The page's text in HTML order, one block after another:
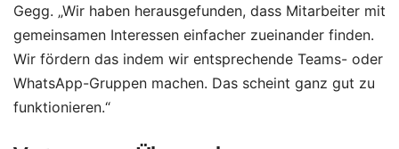
Gegg. „Wir haben herausgefunden, dass Mitarbeiter mit
gemeinsamen Interessen einfacher zueinander finden.
Wir fördern das indem wir entsprechende Teams- oder
WhatsApp-Gruppen machen. Das scheint ganz gut zu
funktionieren.“